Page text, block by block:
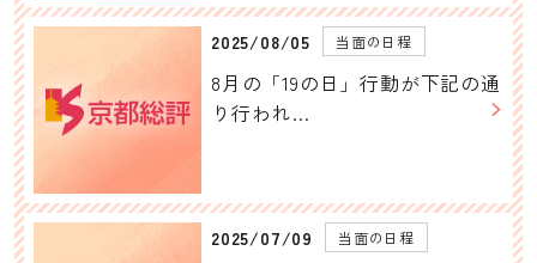
2025/08/05 当面の日程
8月の「19の日」行動が下記の通
り行われ…
2025/07/09 当面の日程